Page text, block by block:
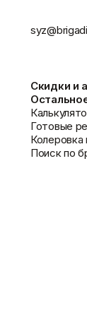
Скидки и
Готовые
Колеровка
Поиск по